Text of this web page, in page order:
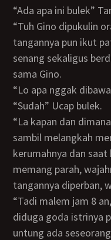
“Ada apa ini bulek”
“Tuh Gino dipukulin orang sampe 2 kakinya patah,
tangannya pun ikut
senang sekaligus
sama Gino.
“Lo apa nggak
“Sudah” Ucap bulek.
“La kapan dan dimana kejadiannya bulek” Ucapku
sambil melangkah
kerumahnya dan
memang parah,
tangannya diperban,
“tadi malem jam 8 an, Gino dihajar massa karena
diduga goda istrinya
untung ada